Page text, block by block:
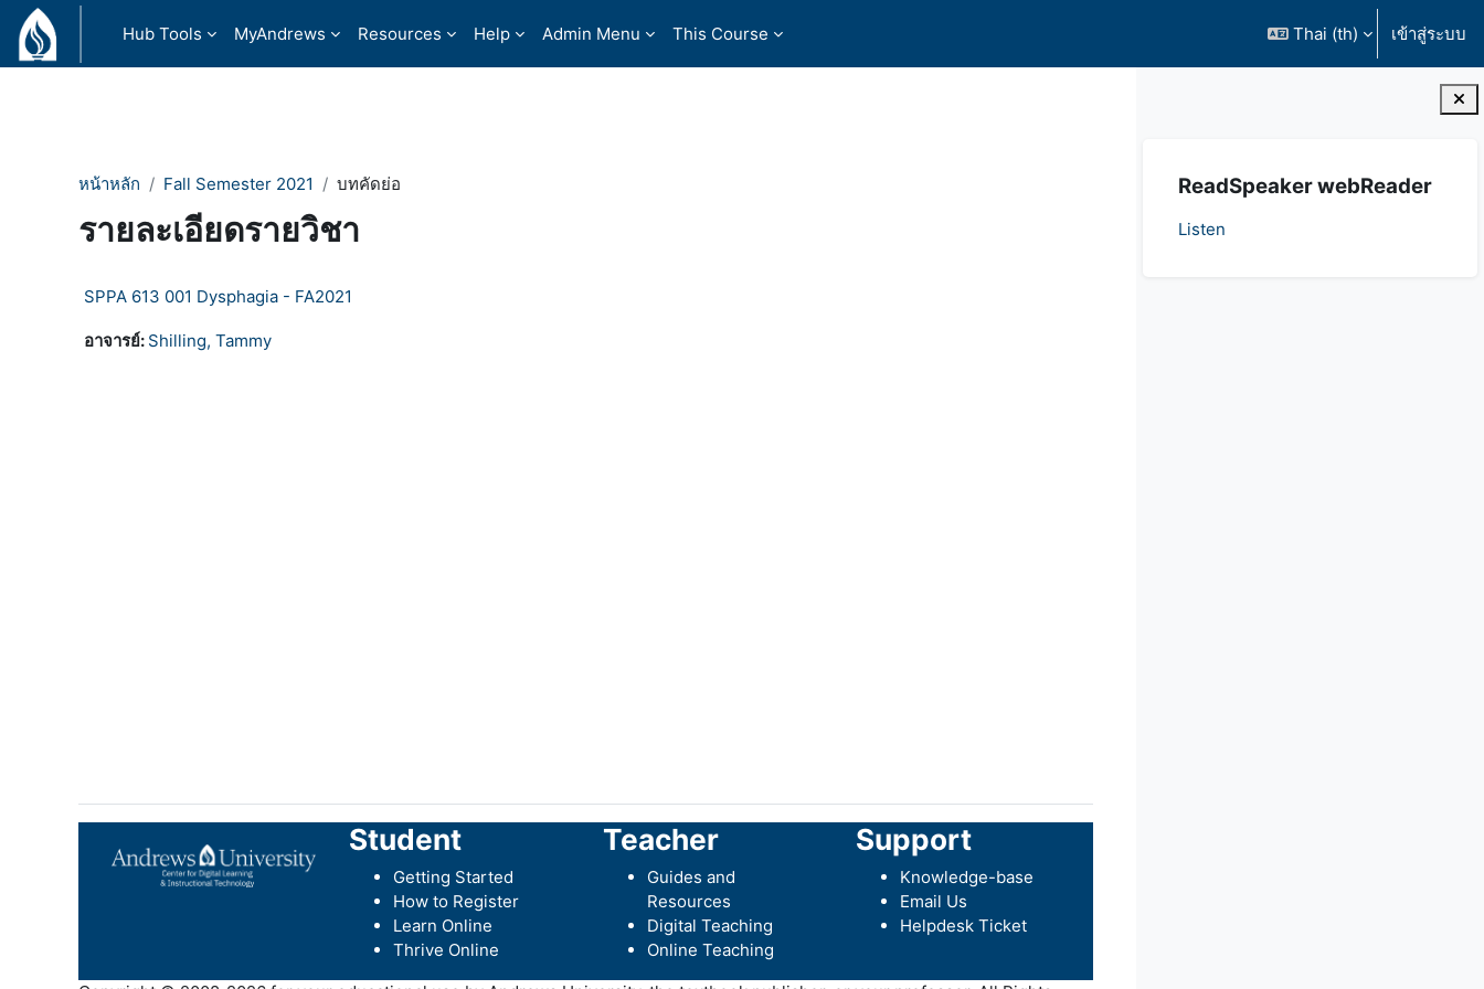
ข้ามไปที่เนื้อหาหลัก
Hub Tools
MyAndrews Resources Help Admin Menu This Course Thai ‎(th)‎ เข้าสู่ระบบ
ReadSpeaker webReader
Listen
หน้าหลัก Fall Semester 2021 บทคัดย่อ
รายละเอียดรายวิชา
SPPA 613 001 Dysphagia - FA2021
อาจารย์: Shilling, Tammy
Student
Getting Started
How to Register
Learn Online
Thrive Online
Teacher
Guides and
Resources
Digital Teaching
Online Teaching
Support
Knowledge-base
Email Us
Helpdesk Ticket